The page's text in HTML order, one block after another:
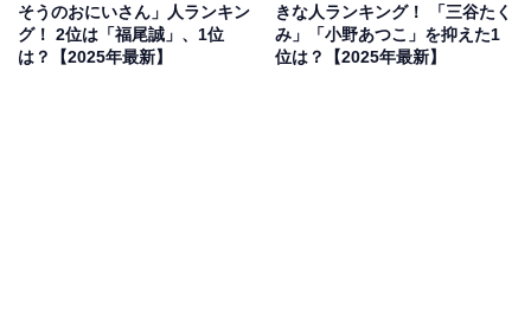
2005年から歴代最長の14年間たいそうのおにいさんを務
めた「小林よしひさ」さん。コミカルな動きや変顔など
そうのおにいさん」人ランキン
グ！ 2位は「福尾誠」、1位
は？【2025年最新】
きな人ランキング！ 「三谷たく
み」「小野あつこ」を抑えた1
位は？【2025年最新】